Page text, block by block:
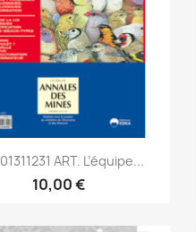
Aperçu rapide
ART. L’équipe...
10,00 €